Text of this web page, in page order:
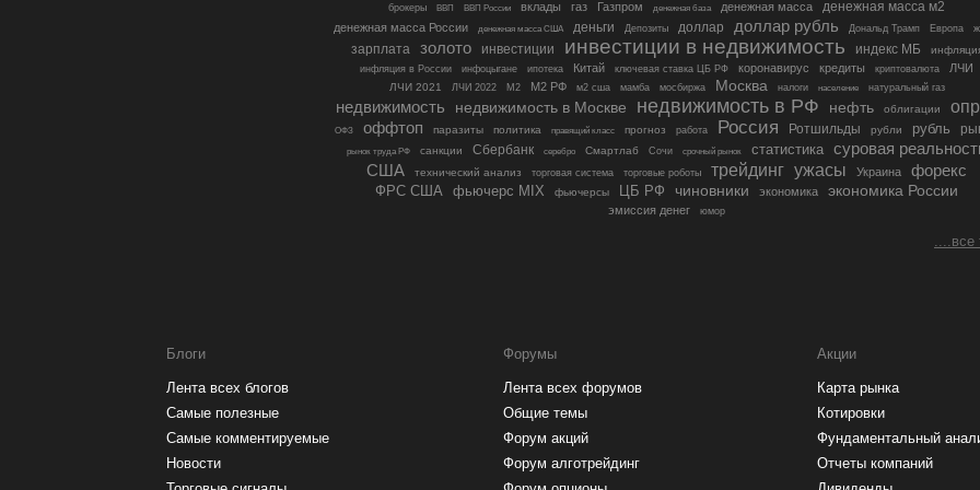
брокеры ВВП ВВП России вклады газ Газпром денежная база денежная масса денежная масса м2
денежная масса России денежная масса США деньги Депозиты доллар доллар рубль Дональд Трамп Европа
зарплата золото инвестиции инвестиции в недвижимость индекс МБ
инфляция в России инфоцыгане ипотека Китай ключевая ставка ЦБ РФ коронавирус кредиты криптовалюта ЛЧИ
ЛЧИ 2021 ЛЧИ 2022 М2 М2 РФ м2 сша мамба мосбиржа Москва налоги население натуральный газ
недвижимость недвижимость в Москве недвижимость в РФ нефть облигации
ОФЗ оффтоп паразиты политика правящий класс прогноз работа Россия Ротшильды рубли рубль
рынок труда РФ санкции Сбербанк серебро Смартлаб Сочи срочный рынок статистика
суровая
США
технический анализ торговая система торговые роботы трейдинг ужасы Украина форекс
ФРС США фьючерс MIX фьючерсы ЦБ РФ чиновники экономика экономика России
эмиссия денег юмор
....все
Блоги
Лента всех блогов
Самые полезные
Самые комментируемые
Новости
Форумы
Лента всех форумов
Общие темы
Форум акций
Форум алготрейдинг
Акции
Карта рынка
Котировки
Фундаментальный
Отчеты компаний